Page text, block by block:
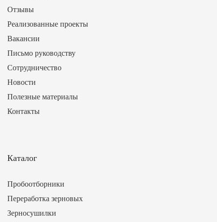
Отзывы
Реализованные проекты
Вакансии
Письмо руководству
Сотрудничество
Новости
Полезные материалы
Контакты
Каталог
Пробоотборники
Переработка зерновых
Зерносушилки